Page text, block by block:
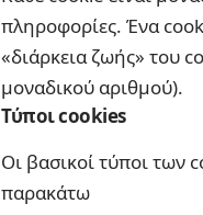
πληροφορίες. Ένα
«διάρκεια ζωής» του
μοναδικού αριθμού).
Τύποι cookies
Οι βασικοί τύποι των
παρακάτω